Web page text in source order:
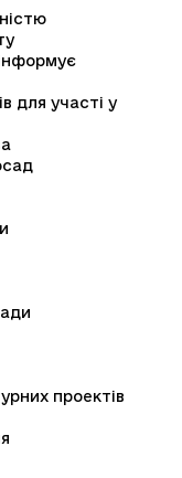
для участі у
проектів